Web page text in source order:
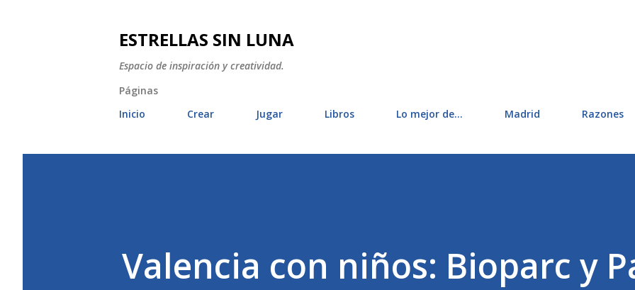
ESTRELLAS SIN LUNA
Espacio de inspiración y creatividad.
Páginas
Inicio
Crear Jugar Libros Lo mejor de... Madrid Razones
Valencia con niños: Bioparc y